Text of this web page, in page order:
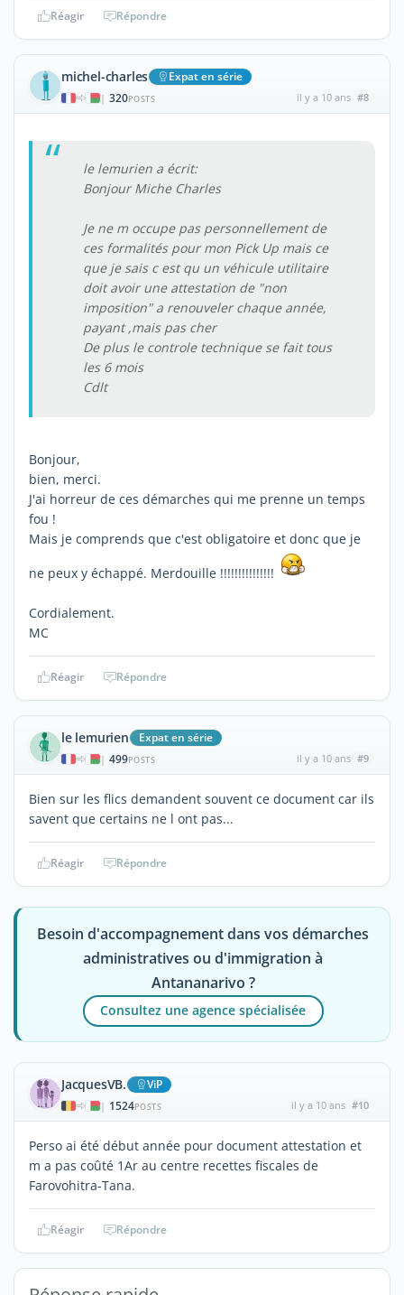
Réagir Répondre
michel-charles Expat en série
| 320POSTS il y a 10 ans #8
le lemurien a écrit:
Bonjour Miche Charles
Je ne m occupe pas personnellement de
ces formalités pour mon Pick Up mais ce
que je sais c est qu un véhicule utilitaire
doit avoir une attestation de "non
imposition" a renouveler chaque année,
payant ,mais pas cher
De plus le controle technique se fait tous
les 6 mois
Cdlt
Bonjour,
bien, merci.
J'ai horreur de ces démarches qui me prenne un temps
fou !
Mais je comprends que c'est obligatoire et donc que je
ne peux y échappé. Merdouille !!!!!!!!!!!!!!!
Cordialement.
MC
Réagir Répondre
le lemurien Expat en série
| 499POSTS il y a 10 ans #9
Bien sur les flics demandent souvent ce document car ils
savent que certains ne l ont pas...
Réagir Répondre
Besoin d'accompagnement dans vos démarches
administratives ou d'immigration à
Antananarivo ?
Consultez une agence spécialisée
JacquesVB. ViP
| 1524POSTS il y a 10 ans #10
Perso ai été début année pour document attestation et
m a pas coûté 1Ar au centre recettes fiscales de
Farovohitra-Tana.
Réagir Répondre